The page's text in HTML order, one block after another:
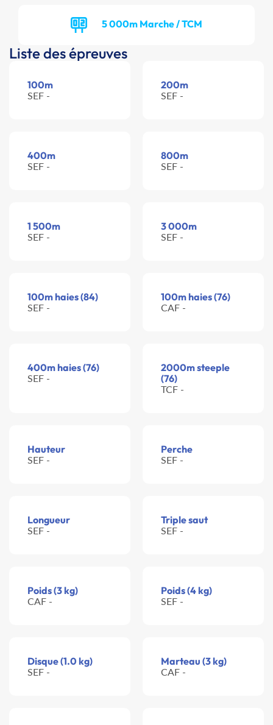
5 000m Marche / TCM
Liste des épreuves
100m
SEF -
200m
SEF -
400m
SEF -
800m
SEF -
1 500m
SEF -
3 000m
SEF -
100m haies (84)
SEF -
100m haies (76)
CAF -
400m haies (76)
SEF -
2000m steeple
(76)
TCF -
Hauteur
SEF -
Perche
SEF -
Longueur
SEF -
Triple saut
SEF -
Poids (3 kg)
CAF -
Poids (4 kg)
SEF -
Disque (1.0 kg)
SEF -
Marteau (3 kg)
CAF -